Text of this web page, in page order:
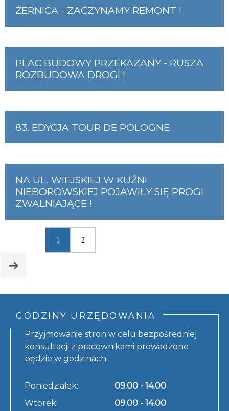
ŻERNICA - ZACZYNAMY REMONT !
PLAC BUDOWY PRZEKAZANY - RUSZA
ROZBUDOWA DROGI !
83. EDYCJA TOUR DE POLOGNE
NA UL. WIEJSKIEJ W KUŹNI
NIEBOROWSKIEJ POJAWIŁY SIĘ PROGI
ZWALNIAJĄCE !
1 2
GODZINY URZĘDOWANIA
Przyjmowanie stron w celu bezpośredniej
konsultacji z pracownikami prowadzone
będzie w godzinach:
Poniedziałek:
09.00 - 14.00
Wtorek:
09.00 - 14.00